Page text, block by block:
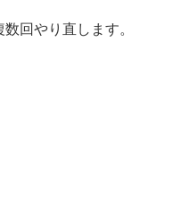
回やり直します。